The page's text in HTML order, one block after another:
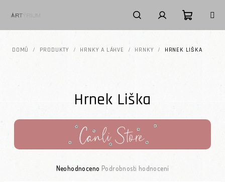
Hledat PřihlášeníNákupní
DOMŮ / PRODUKTY / HRNKY A LÁHVE / HRNKY / HRNEK LIŠKA
Hrnek Liška
Průměrné hodnocení produktu je 0,0 z 5 hvězdiček.
Neohodnoceno Podrobnosti hodnocení